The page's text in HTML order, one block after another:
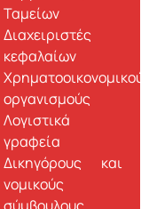
Ταμείων
Διαχειριστές
κεφαλαίων
οργανισμούς
Λογιστικά
γραφεία
Δικηγόρους και
νομικούς